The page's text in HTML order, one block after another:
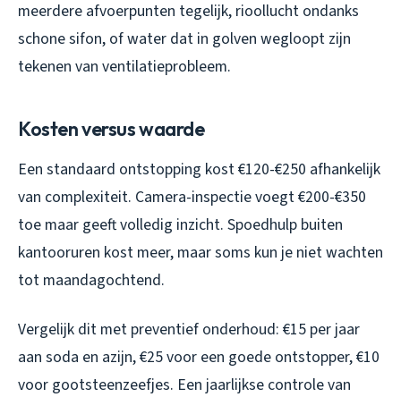
meerdere afvoerpunten tegelijk, rioollucht ondanks
schone sifon, of water dat in golven wegloopt zijn
tekenen van ventilatieprobleem.
Kosten versus waarde
Een standaard ontstopping kost €120-€250 afhankelijk
van complexiteit. Camera-inspectie voegt €200-€350
toe maar geeft volledig inzicht. Spoedhulp buiten
kantooruren kost meer, maar soms kun je niet wachten
tot maandagochtend.
Vergelijk dit met preventief onderhoud: €15 per jaar
aan soda en azijn, €25 voor een goede ontstopper, €10
voor gootsteenzeefjes. Een jaarlijkse controle van